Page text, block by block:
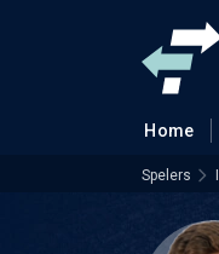
Home
Spelers